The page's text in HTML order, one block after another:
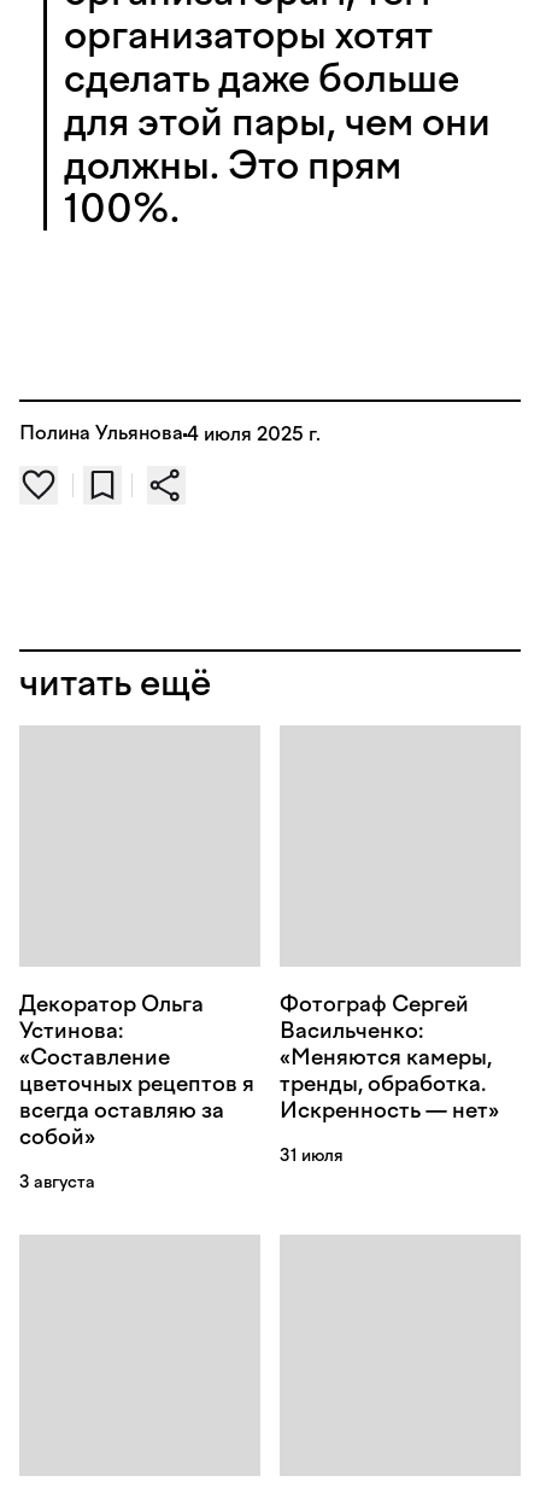
организаторы хотят
сделать даже больше
для этой пары, чем они
должны. Это прям
100%.
Полина Ульянова 4 июля 2025 г.
читать ещё
Декоратор Ольга
Устинова:
«Составление
цветочных рецептов я
всегда оставляю за
собой»
3 августа
Фотограф Сергей
Васильченко:
«Меняются камеры,
тренды, обработка.
Искренность — нет»
31 июля